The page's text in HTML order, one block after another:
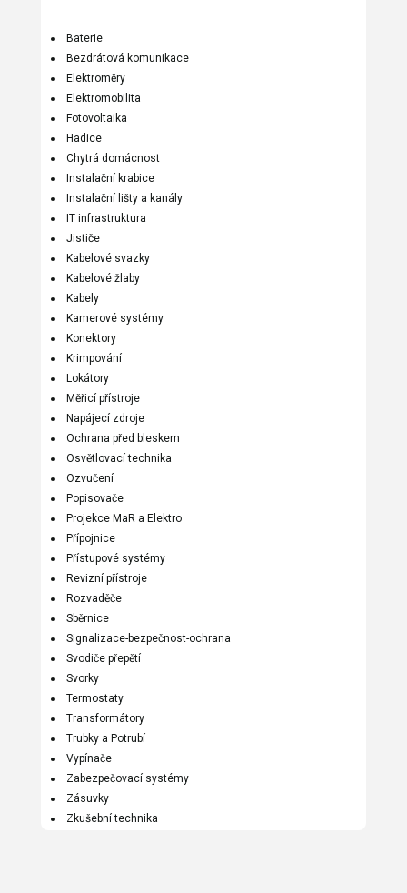
Baterie
Bezdrátová komunikace
Elektroměry
Elektromobilita
Fotovoltaika
Hadice
Chytrá domácnost
Instalační krabice
Instalační lišty a kanály
IT infrastruktura
Jističe
Kabelové svazky
Kabelové žlaby
Kabely
Kamerové systémy
Konektory
Krimpování
Lokátory
Měřicí přístroje
Napájecí zdroje
Ochrana před bleskem
Osvětlovací technika
Ozvučení
Popisovače
Projekce MaR a Elektro
Přípojnice
Přístupové systémy
Revizní přístroje
Rozvaděče
Sběrnice
Signalizace-bezpečnost-ochrana
Svodiče přepětí
Svorky
Termostaty
Transformátory
Trubky a Potrubí
Vypínače
Zabezpečovací systémy
Zásuvky
Zkušební technika